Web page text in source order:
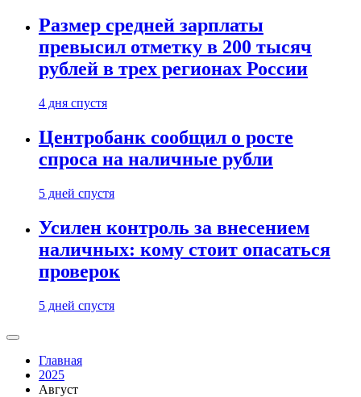
Размер средней зарплаты
превысил отметку в 200 тысяч
рублей в трех регионах России
4 дня спустя
Центробанк сообщил о росте
спроса на наличные рубли
5 дней спустя
Усилен контроль за внесением
наличных: кому стоит опасаться
проверок
5 дней спустя
Главная
2025
Август